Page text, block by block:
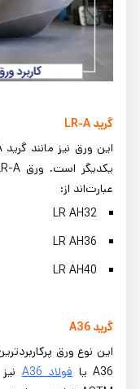
گرید LR-A
عبارت‌اند از:
LR AH32
LR AH36
LR AH40
گرید A36
این نوع ورق
A36 یا
فولاد A36